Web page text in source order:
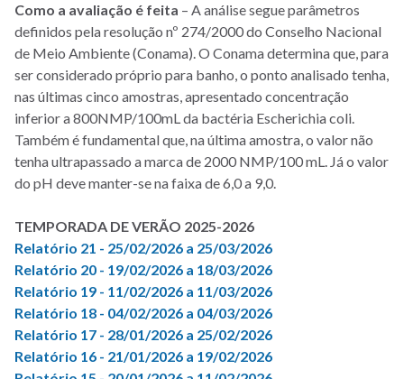
Como a avaliação é feita – A análise segue parâmetros
definidos pela resolução nº 274/2000 do Conselho Nacional
de Meio Ambiente (Conama). O Conama determina que, para
ser considerado próprio para banho, o ponto analisado tenha,
nas últimas cinco amostras, apresentado concentração
inferior a 800NMP/100mL da bactéria Escherichia coli.
Também é fundamental que, na última amostra, o valor não
tenha ultrapassado a marca de 2000 NMP/100 mL. Já o valor
do pH deve manter-se na faixa de 6,0 a 9,0.
TEMPORADA DE VERÃO 2025-2026
Relatório 21 - 25/02/2026 a 25/03/2026
Relatório 20 - 19/02/2026 a 18/03/2026
Relatório 19 - 11/02/2026 a 11/03/2026
Relatório 18 - 04/02/2026 a 04/03/2026
Relatório 17 - 28/01/2026 a 25/02/2026
Relatório 16 - 21/01/2026 a 19/02/2026